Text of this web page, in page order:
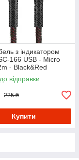
з індикатором
166 USB - Micro
- Black&Red
відправки
225 ₴
Купити